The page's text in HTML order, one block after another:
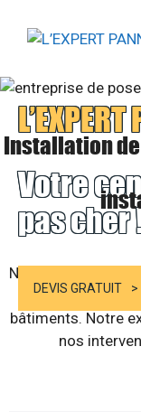
Votre
pas cher
DEVIS GRATUIT
Installation
Notre société de
d’installation
bâtiments. Notre
nos